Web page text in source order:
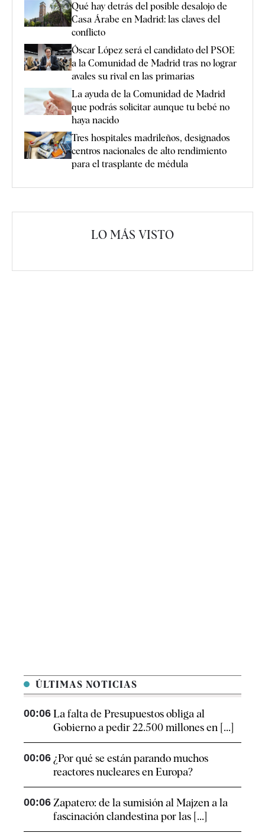
Qué hay detrás del posible desalojo de
Casa Árabe en Madrid: las claves del
conflicto
Óscar López será el candidato del PSOE
a la Comunidad de Madrid tras no lograr
avales su rival en las primarias
La ayuda de la Comunidad de Madrid
que podrás solicitar aunque tu bebé no
haya nacido
Tres hospitales madrileños, designados
centros nacionales de alto rendimiento
para el trasplante de médula
LO MÁS VISTO
ÚLTIMAS NOTICIAS
00:06 La falta de Presupuestos obliga al
Gobierno a pedir 22.500 millones en [...]
00:06 ¿Por qué se están parando muchos
reactores nucleares en Europa?
00:06 Zapatero: de la sumisión al Majzen a la
fascinación clandestina por las [...]